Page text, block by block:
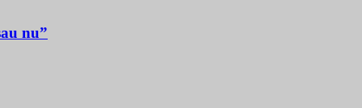
nu”